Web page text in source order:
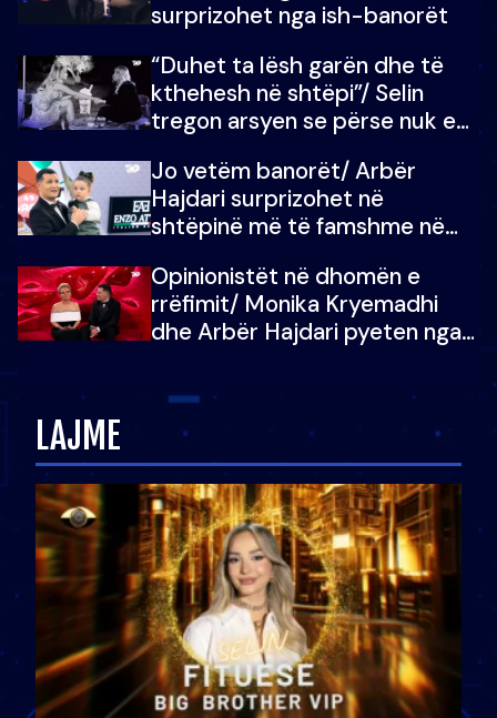
surprizohet nga ish-banorët
“Duhet ta lësh garën dhe të
kthehesh në shtëpi”/ Selin
tregon arsyen se përse nuk e
çoja luftën time deri në fund
Jo vetëm banorët/ Arbër
Hajdari surprizohet në
shtëpinë më të famshme në
vajzën e tij
Opinionistët në dhomën e
rrëfimit/ Monika Kryemadhi
dhe Arbër Hajdari pyeten nga
LAJME